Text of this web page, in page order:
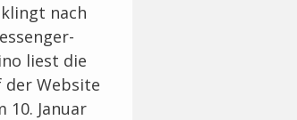
nach
liest die
der Website
10. Januar